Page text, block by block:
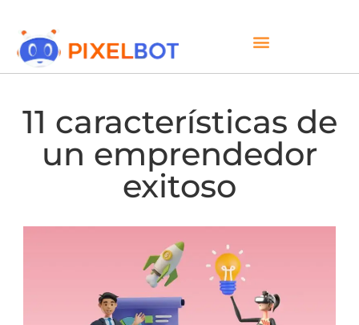
11 características de
un emprendedor
exitoso